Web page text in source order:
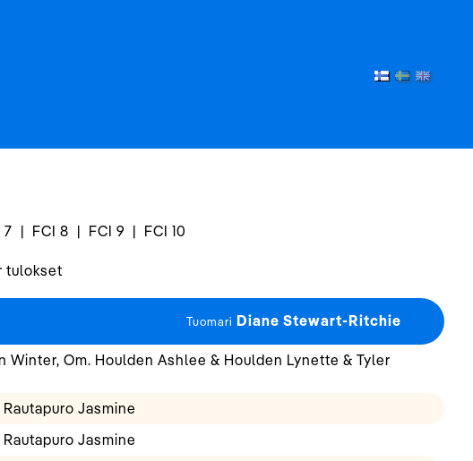
7 | FCI 8 | FCI 9 | FCI 10
tulokset
Tuomari Diane Stewart-Ritchie
Winter, Om. Houlden Ashlee & Houlden Lynette & Tyler
Jasmine
Jasmine